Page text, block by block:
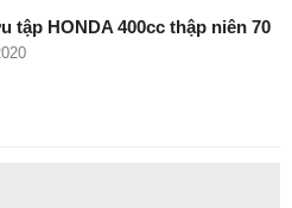
tập HONDA 400cc thập niên 70